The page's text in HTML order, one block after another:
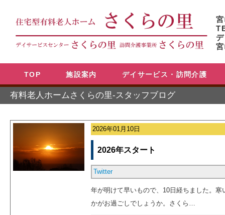
TOP 施設案内 デイサービス・訪問介護
有料老人ホームさくらの里-スタッフブログ
2026年01月10日
2026年スタート
Twitter
年が明けて早いもので、10日経ちました。
かがお過ごしでしょうか。さくら…